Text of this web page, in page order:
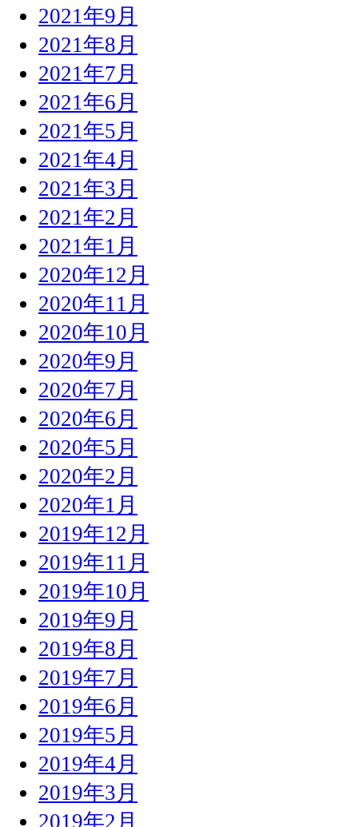
2021年9月
2021年8月
2021年7月
2021年6月
2021年5月
2021年4月
2021年3月
2021年2月
2021年1月
2020年12月
2020年11月
2020年10月
2020年9月
2020年7月
2020年6月
2020年5月
2020年2月
2020年1月
2019年12月
2019年11月
2019年10月
2019年9月
2019年8月
2019年7月
2019年6月
2019年5月
2019年4月
2019年3月
2019年2月